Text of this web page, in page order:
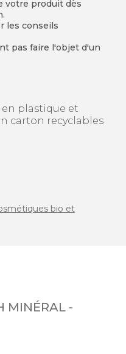
votre produit dès
les conseils
pas faire l'objet d'un
plastique et
carton recyclables
bio et
MINÉRAL -